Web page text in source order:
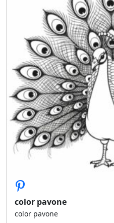
color pavone
color pavone